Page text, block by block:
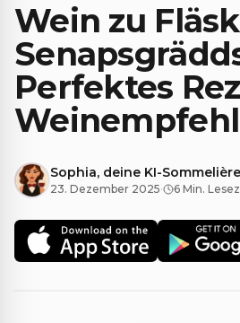
Wein zu
Perfektes
Sophia, deine KI-Sommelière
23. Dezember 2025· 6 Min.